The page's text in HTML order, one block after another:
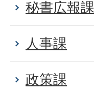
秘書広報課
人事課
政策課